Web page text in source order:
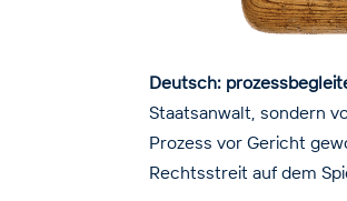
Deutsch:
Staatsanwalt, sondern
Prozess vor Gericht
Rechtsstreit auf dem